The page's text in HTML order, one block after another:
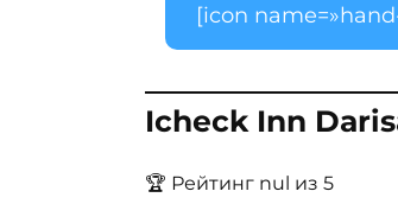
[icon
Icheck Inn
🏆 Рейтинг nul из 5